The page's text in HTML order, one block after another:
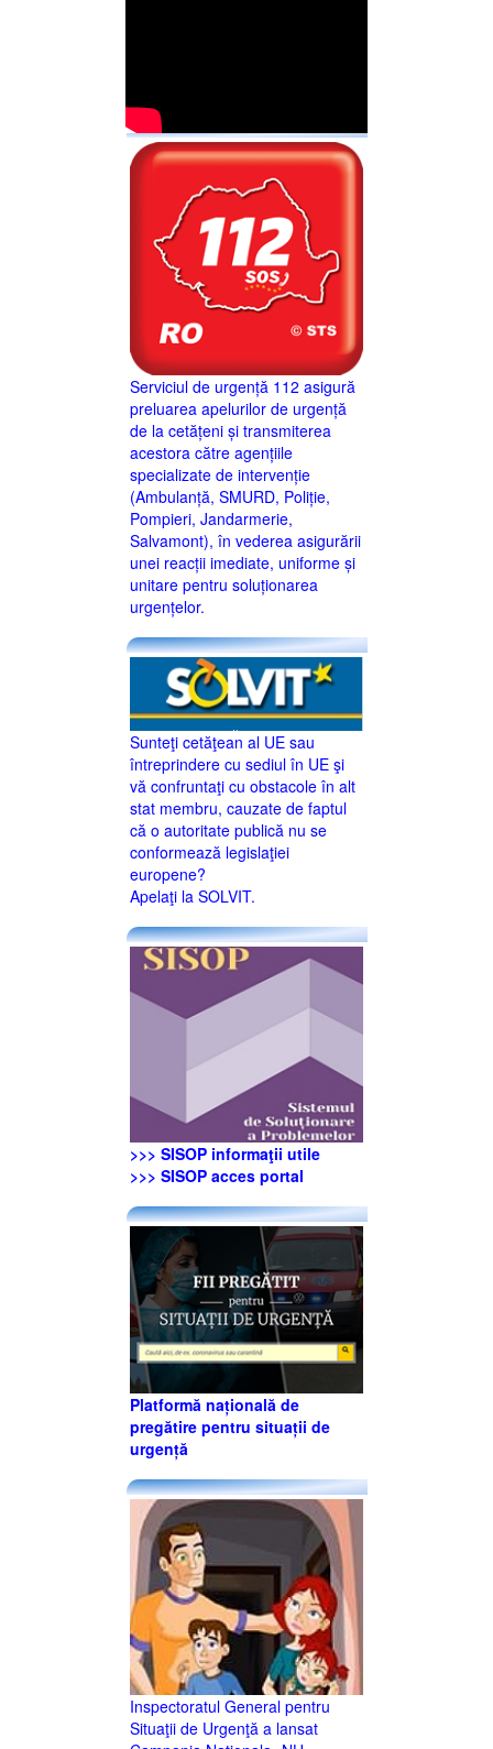
Serviciul de urgență 112 asigură
preluarea apelurilor de urgență
de la cetățeni și transmiterea
acestora către agențiile
specializate de intervenție
(Ambulanță, SMURD, Poliție,
Pompieri, Jandarmerie,
Salvamont), în vederea asigurării
unei reacții imediate, uniforme și
unitare pentru soluționarea
urgențelor.
Sunteţi cetăţean al UE sau
întreprindere cu sediul în UE şi
vă confruntaţi cu obstacole în alt
stat membru, cauzate de faptul
că o autoritate publică nu se
conformează legislaţiei
europene?
Apelaţi la SOLVIT.
>>> SISOP informaţii utile
>>> SISOP acces portal
Platformă națională de
pregătire pentru situații de
urgență
Inspectoratul General pentru
Situaţii de Urgenţă a lansat